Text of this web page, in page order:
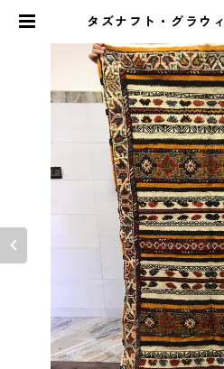
タズナフト・グラ
ードTZ-004＞ |
o